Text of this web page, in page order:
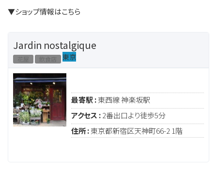
▼ショップ情報はこちら
Jardin nostalgique
東京
花屋 飲食店
最寄駅 :東西線 神楽坂駅
アクセス :2番出口より徒歩5分
住所 :東京都新宿区天神町66-2 1階